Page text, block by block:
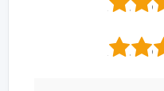
3
2